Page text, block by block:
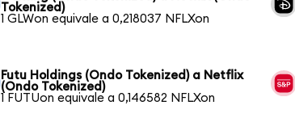
Tokenized)
1 GLWon equivale a 0,218037 NFLXon
Futu Holdings (Ondo Tokenized) a Netflix
(Ondo Tokenized)
1 FUTUon equivale a 0,146582 NFLXon